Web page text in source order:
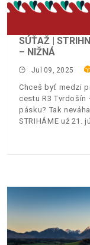
SÚŤAŽ |
– NIŽNÁ
Jul 09, 2025
Chceš byť medzi
cestu R3 Tvrdošín
pásku? Tak
STRIHÁME už 21.